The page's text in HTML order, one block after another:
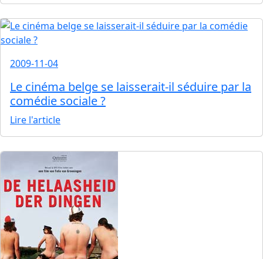
2009-11-04
Le cinéma belge se laisserait-il séduire par la
comédie sociale ?
Lire l'article